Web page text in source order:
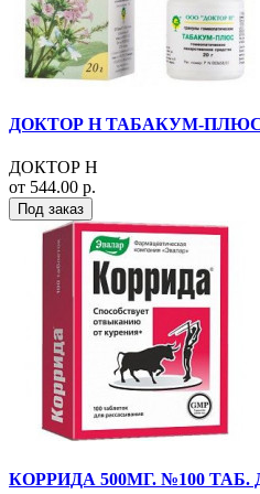
ДОКТОР Н ТАБАКУМ-ПЛЮС
ДОКТОР Н
от 544.00 р.
Под заказ
КОРРИДА 500МГ. №100 ТАБ.